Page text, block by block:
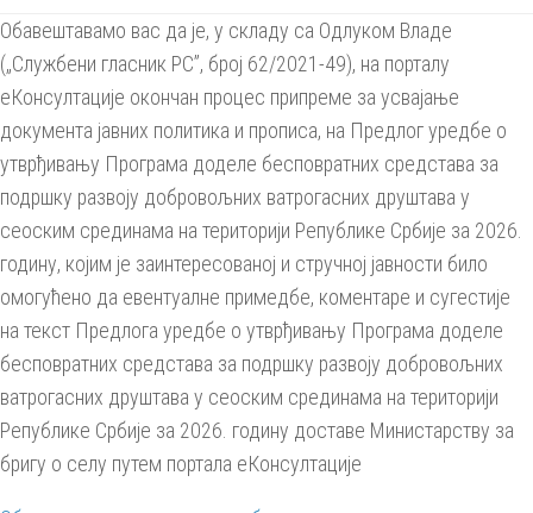
Обавештавамо вас да је, у складу са Одлуком Владе
(„Службени гласник РС”, број 62/2021-49), на порталу
еКонсултације окончан процес припреме за усвајање
документа јавних политика и прописа, на Предлог уредбе о
утврђивању Програма доделе бесповратних средстава за
подршку развоју добровољних ватрогасних друштава у
сеоским срединама на територији Републике Србије за 2026.
годину, којим је заинтересованој и стручној јавности било
омогућено да евентуалне примедбе, коментаре и сугестије
на текст Предлога уредбе о утврђивању Програма доделе
бесповратних средстава за подршку развоју добровољних
ватрогасних друштава у сеоским срединама на територији
Републике Србије за 2026. годину доставе Министарству за
бригу о селу путем портала еКонсултације